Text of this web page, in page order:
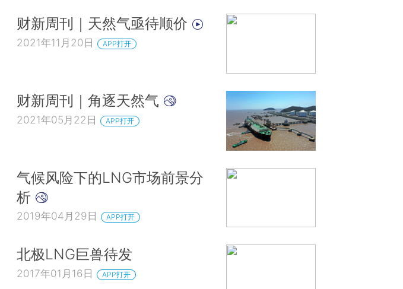
财新周刊｜天然气亟待顺价
2021年11月20日 APP打开
财新周刊｜角逐天然气
2021年05月22日 APP打开
气候风险下的LNG市场前景分
析
2019年04月29日 APP打开
北极LNG巨兽待发
2017年01月16日 APP打开